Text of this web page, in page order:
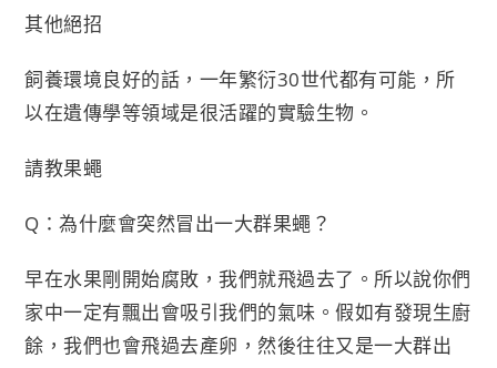
其他絕招
飼養環境良好的話，一年繁衍30世代都有可能，所
以在遺傳學等領域是很活躍的實驗生物。
請教果蠅
Q：為什麼會突然冒出一大群果蠅？
早在水果剛開始腐敗，我們就飛過去了。所以說你們
家中一定有飄出會吸引我們的氣味。假如有發現生廚
餘，我們也會飛過去產卵，然後往往又是一大群出